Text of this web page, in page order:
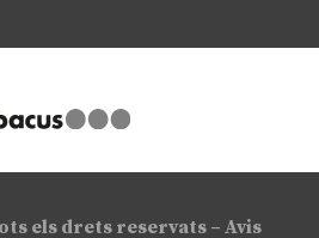
els drets reservats –Avis